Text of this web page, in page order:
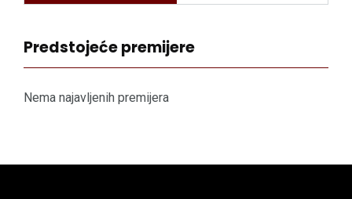
Predstojeće premijere
Nema najavljenih premijera